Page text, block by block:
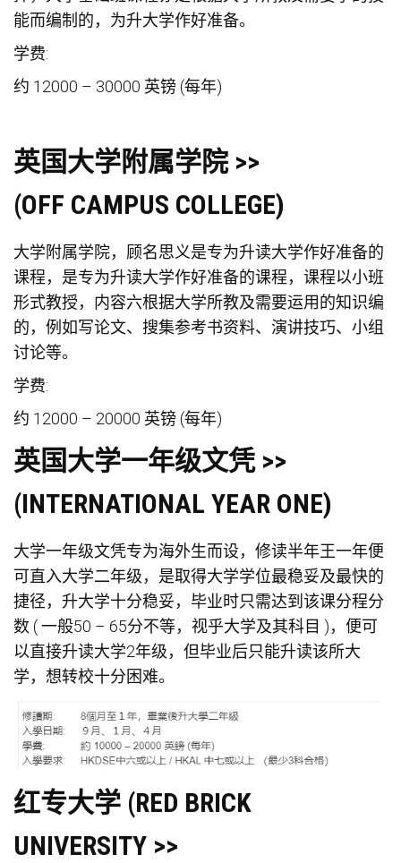
能而编制的，为升大学作好准备。
学费:
约 12000 – 30000 英镑 (每年)
英国大学附属学院 >>
(OFF CAMPUS COLLEGE)
大学附属学院，顾名思义是专为升读大学作好准备的
课程，是专为升读大学作好准备的课程，课程以小班
形式教授，内容六根据大学所教及需要运用的知识编
的，例如写论文、搜集参考书资料、演讲技巧、小组
讨论等。
学费:
约 12000 – 20000 英镑 (每年)
英国大学一年级文凭 >>
(INTERNATIONAL YEAR ONE)
大学一年级文凭专为海外生而设，修读半年王一年便
可直入大学二年级，是取得大学学位最稳妥及最快的
捷径，升大学十分稳妥，毕业时只需达到该课分程分
数 ( 一般50 – 65分不等，视乎大学及其科目 )，便可
以直接升读大学2年级，但毕业后只能升读该所大
学，想转校十分困难。
红专大学 (RED BRICK
UNIVERSITY >>